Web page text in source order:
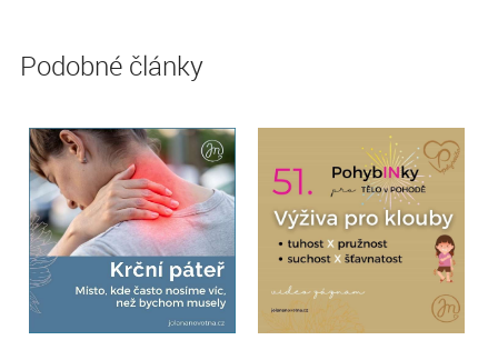
Podobné články